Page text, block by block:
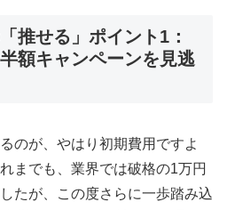
推せる」ポイント1：
額キャンペーンを見逃
のが、やはり初期費用ですよ
までも、業界では破格の1万円
たが、この度さらに一歩踏み込